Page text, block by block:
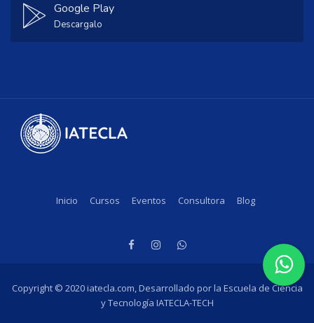
Google Play
Descargalo
Inicio Cursos Eventos Consultora Blog
Copyright © 2020 iatecla.com, Desarrollado por la Escuela de Ciencia
y Tecnología IATECLA-TECH